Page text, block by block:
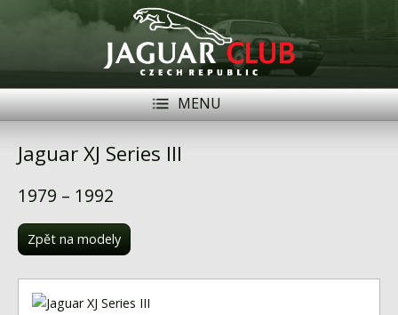
MENU
Členové
Naše vozy
Jaguar XJ Series III
1979 – 1992
Zpět na modely